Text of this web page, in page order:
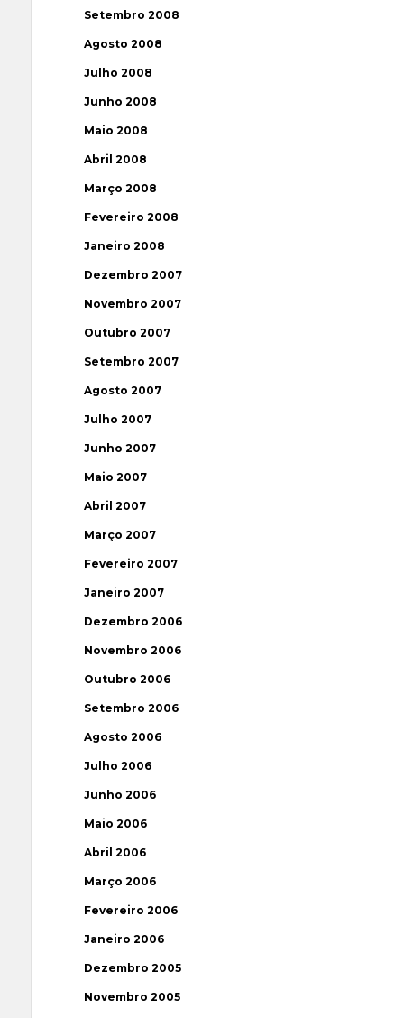
Setembro 2008
Agosto 2008
Julho 2008
Junho 2008
Maio 2008
Abril 2008
Março 2008
Fevereiro 2008
Janeiro 2008
Dezembro 2007
Novembro 2007
Outubro 2007
Setembro 2007
Agosto 2007
Julho 2007
Junho 2007
Maio 2007
Abril 2007
Março 2007
Fevereiro 2007
Janeiro 2007
Dezembro 2006
Novembro 2006
Outubro 2006
Setembro 2006
Agosto 2006
Julho 2006
Junho 2006
Maio 2006
Abril 2006
Março 2006
Fevereiro 2006
Janeiro 2006
Dezembro 2005
Novembro 2005